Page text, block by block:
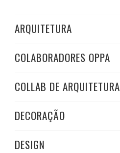
ARQUITETURA
COLABORADORES OPPA
COLLAB DE ARQUITETURA
DECORAÇÃO
DESIGN